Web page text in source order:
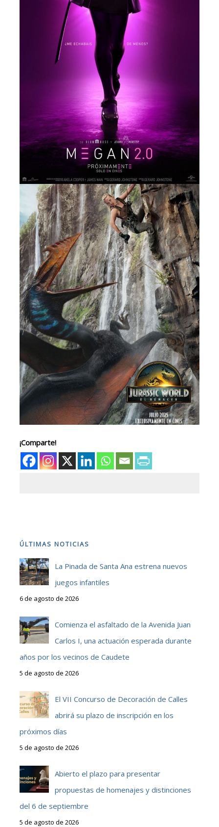
¡Comparte!
ÚLTIMAS NOTICIAS
La Pinada de Santa Ana estrena nuevos
juegos infantiles
6 de agosto de 2026
Comienza el asfaltado de la Avenida Juan
Carlos I, una actuación esperada durante
años por los vecinos de Caudete
5 de agosto de 2026
El VII Concurso de Decoración de Calles
abrirá su plazo de inscripción en los
próximos días
5 de agosto de 2026
Abierto el plazo para presentar
propuestas de homenajes y distinciones
del 6 de septiembre
5 de agosto de 2026